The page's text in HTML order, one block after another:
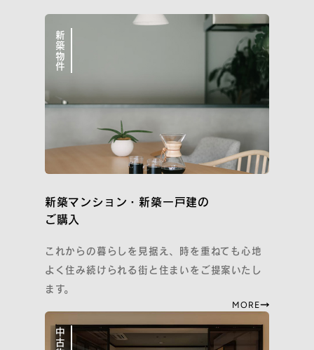
私たちについて
イニシアラウンジ三田
売却・買い替え・買取りのご相談
サービス＆サポート
住まいのコラム
イニシアのサステナビリティ活動
ご紹介特典
再取引特典
すごしかたコンシェルジュ
SNS
Instagram
Facebook
YouTube
note
新築物件
新築マンション・新築一戸建の
ご購入
これからの暮らしを見据え、時を重ねても心地
よく住み続けられる街と住まいをご提案いたし
ます。
MORE